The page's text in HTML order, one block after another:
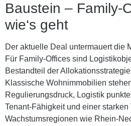
Baustein – Family-
wie‘s geht
Der aktuelle Deal untermauert die
Für Family-Offices sind
Bestandteil der
Klassische Wohnimmobilien
Regulierungsdruck, Logistik
Tenant-Fähigkeit und einer
Wachstumsregionen wie Rhein-